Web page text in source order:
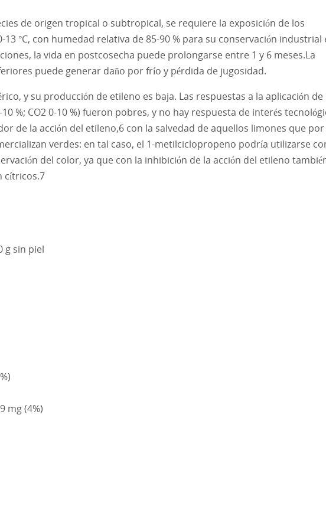
de origen tropical o subtropical, se requiere la exposición de los
°C, con humedad relativa de 85-90 % para su conservación industrial
la vida en postcosecha puede prolongarse entre 1 y 6 meses.La
puede generar daño por frío y pérdida de jugosidad.
y su producción de etileno es baja. Las respuestas a la aplicación de
%; CO2 0-10 %) fueron pobres, y no hay respuesta de interés
de la acción del etileno,6​ con la salvedad de aquellos limones que por
verdes: en tal caso, el 1-metilciclopropeno podría utilizarse
del color, ya que con la inhibición de la acción del etileno
cítricos.7
g sin piel
mg (4%)